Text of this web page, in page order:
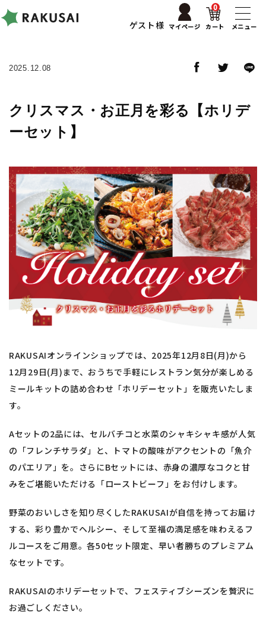
ゲスト様 マイページ カート
0
メニュー
2025.12.08
クリスマス・お正月を彩る【ホリデ
ーセット】
RAKUSAIオンラインショップでは、2025年12月8日(月)から
12月29日(月)まで、おうちで手軽にレストラン気分が楽しめる
ミールキットの詰め合わせ「ホリデーセット」を販売いたしま
す。
Aセットの2品には、セルバチコと水菜のシャキシャキ感が人気
の「フレンチサラダ」と、トマトの酸味がアクセントの「魚介
のパエリア」を。さらにBセットには、赤身の濃厚なコクと甘
みをご堪能いただける「ローストビーフ」をお付けします。
野菜のおいしさを知り尽くしたRAKUSAIが自信を持ってお届け
する、彩り豊かでヘルシー、そして至福の満足感を味わえるフ
ルコースをご用意。各50セット限定、早い者勝ちのプレミアム
なセットです。
RAKUSAIのホリデーセットで、フェスティブシーズンを贅沢に
お過ごしください。